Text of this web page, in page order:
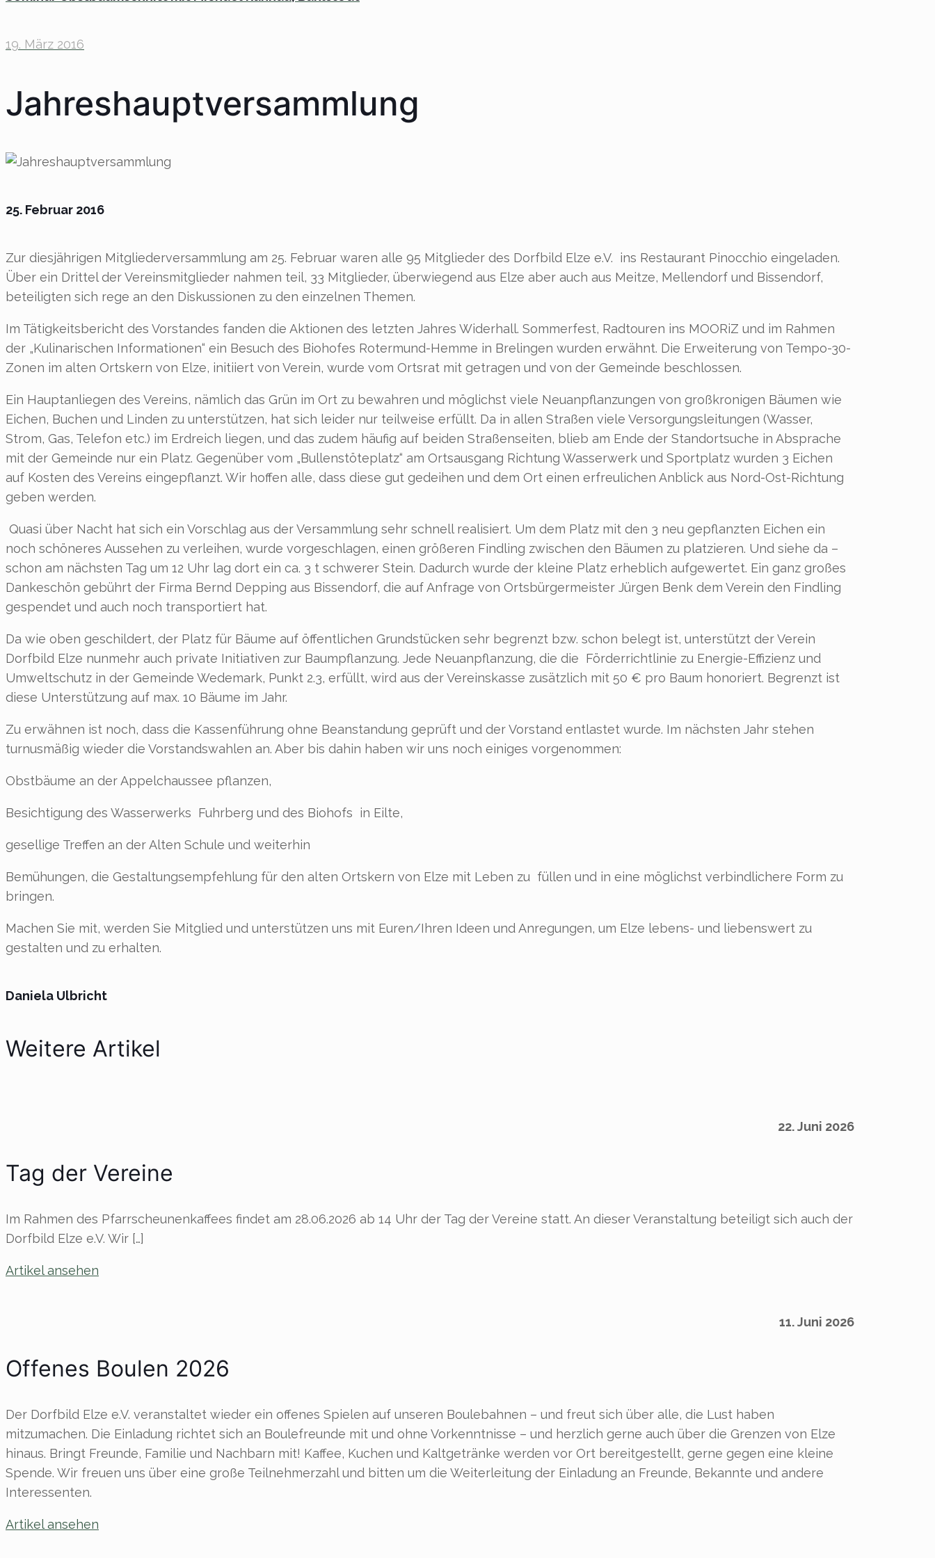
19. März 2016
Jahreshauptversammlung
25. Februar 2016
Zur diesjährigen Mitgliederversammlung am 25. Februar waren alle 95 Mitglieder des Dorfbild Elze e.V. ins Restaurant Pinocchio eingeladen.
Über ein Drittel der Vereinsmitglieder nahmen teil, 33 Mitglieder, überwiegend aus Elze aber auch aus Meitze, Mellendorf und Bissendorf,
beteiligten sich rege an den Diskussionen zu den einzelnen Themen.
Im Tätigkeitsbericht des Vorstandes fanden die Aktionen des letzten Jahres Widerhall. Sommerfest, Radtouren ins MOORiZ und im Rahmen
der „Kulinarischen Informationen“ ein Besuch des Biohofes Rotermund-Hemme in Brelingen wurden erwähnt. Die Erweiterung von Tempo-30-
Zonen im alten Ortskern von Elze, initiiert von Verein, wurde vom Ortsrat mit getragen und von der Gemeinde beschlossen.
Ein Hauptanliegen des Vereins, nämlich das Grün im Ort zu bewahren und möglichst viele Neuanpflanzungen von großkronigen Bäumen wie
Eichen, Buchen und Linden zu unterstützen, hat sich leider nur teilweise erfüllt. Da in allen Straßen viele Versorgungsleitungen (Wasser,
Strom, Gas, Telefon etc.) im Erdreich liegen, und das zudem häufig auf beiden Straßenseiten, blieb am Ende der Standortsuche in Absprache
mit der Gemeinde nur ein Platz. Gegenüber vom „Bullenstöteplatz“ am Ortsausgang Richtung Wasserwerk und Sportplatz wurden 3 Eichen
auf Kosten des Vereins eingepflanzt. Wir hoffen alle, dass diese gut gedeihen und dem Ort einen erfreulichen Anblick aus Nord-Ost-Richtung
geben werden.
Quasi über Nacht hat sich ein Vorschlag aus der Versammlung sehr schnell realisiert. Um dem Platz mit den 3 neu gepflanzten Eichen ein
noch schöneres Aussehen zu verleihen, wurde vorgeschlagen, einen größeren Findling zwischen den Bäumen zu platzieren. Und siehe da –
schon am nächsten Tag um 12 Uhr lag dort ein ca. 3 t schwerer Stein. Dadurch wurde der kleine Platz erheblich aufgewertet. Ein ganz großes
Dankeschön gebührt der Firma Bernd Depping aus Bissendorf, die auf Anfrage von Ortsbürgermeister Jürgen Benk dem Verein den Findling
gespendet und auch noch transportiert hat.
Da wie oben geschildert, der Platz für Bäume auf öffentlichen Grundstücken sehr begrenzt bzw. schon belegt ist, unterstützt der Verein
Dorfbild Elze nunmehr auch private Initiativen zur Baumpflanzung. Jede Neuanpflanzung, die die Förderrichtlinie zu Energie-Effizienz und
Umweltschutz in der Gemeinde Wedemark, Punkt 2.3, erfüllt, wird aus der Vereinskasse zusätzlich mit 50 € pro Baum honoriert. Begrenzt ist
diese Unterstützung auf max. 10 Bäume im Jahr.
Zu erwähnen ist noch, dass die Kassenführung ohne Beanstandung geprüft und der Vorstand entlastet wurde. Im nächsten Jahr stehen
turnusmäßig wieder die Vorstandswahlen an. Aber bis dahin haben wir uns noch einiges vorgenommen:
Obstbäume an der Appelchaussee pflanzen,
Besichtigung des Wasserwerks Fuhrberg und des Biohofs in Eilte,
gesellige Treffen an der Alten Schule und weiterhin
Bemühungen, die Gestaltungsempfehlung für den alten Ortskern von Elze mit Leben zu füllen und in eine möglichst verbindlichere Form zu
bringen.
Machen Sie mit, werden Sie Mitglied und unterstützen uns mit Euren/Ihren Ideen und Anregungen, um Elze lebens- und liebenswert zu
gestalten und zu erhalten.
Daniela Ulbricht
Weitere Artikel
22. Juni 2026
Tag der Vereine
Im Rahmen des Pfarrscheunenkaffees findet am 28.06.2026 ab 14 Uhr der Tag der Vereine statt. An dieser Veranstaltung beteiligt sich auch der
Dorfbild Elze e.V. Wir […]
Artikel ansehen
11. Juni 2026
Offenes Boulen 2026
Der Dorfbild Elze e.V. veranstaltet wieder ein offenes Spielen auf unseren Boulebahnen – und freut sich über alle, die Lust haben
mitzumachen. Die Einladung richtet sich an Boulefreunde mit und ohne Vorkenntnisse – und herzlich gerne auch über die Grenzen von Elze
hinaus. Bringt Freunde, Familie und Nachbarn mit! Kaffee, Kuchen und Kaltgetränke werden vor Ort bereitgestellt, gerne gegen eine kleine
Spende. Wir freuen uns über eine große Teilnehmerzahl und bitten um die Weiterleitung der Einladung an Freunde, Bekannte und andere
Interessenten.
Artikel ansehen